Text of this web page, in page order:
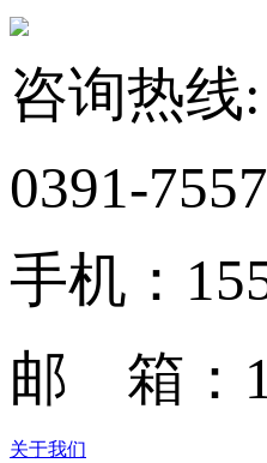
咨询热线:
0391-
手机：
邮 箱：
关于我们